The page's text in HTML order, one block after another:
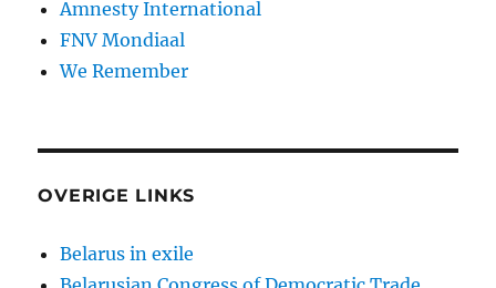
Amnesty International
FNV Mondiaal
We Remember
OVERIGE LINKS
Belarus in exile